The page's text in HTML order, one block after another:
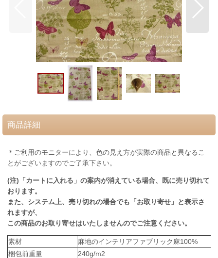
商品詳細
＊ご利用のモニターにより、色の見え方が実際の商品と異なるこ
とがございますのでご了承下さい。
(注)「カートに入れる」の案内が消えている場合、既に売り切れて
おります。
また、システム上、売り切れの場合でも「お取り寄せ」と表示さ
れますが、
この商品のお取り寄せはいたしませんのでご注意ください。
素材
麻地のインテリアファブリック麻100%
梱包前重量
240g/m2